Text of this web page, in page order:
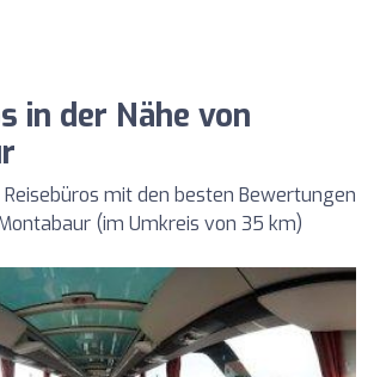
in der Nähe von
mit den besten Bewertungen
(im Umkreis von 35 km)